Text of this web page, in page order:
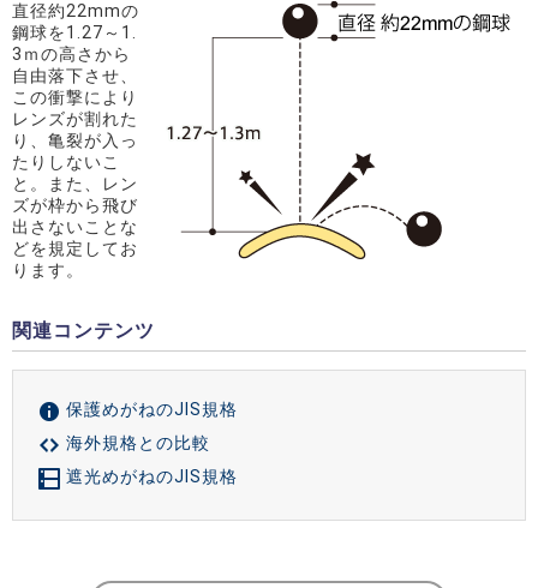
直径約22mmの
鋼球を1.27～1.
3ｍの高さから
自由落下させ、
この衝撃により
レンズが割れた
り、亀裂が入っ
たりしないこ
と。また、レン
ズが枠から飛び
出さないことな
どを規定してお
ります。
関連コンテンツ
保護めがねのJIS規格
海外規格との比較
遮光めがねのJIS規格